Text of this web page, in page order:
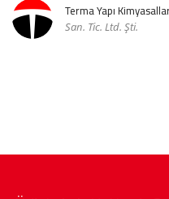
Terma Yapı
San. Tic. Ltd. Şti.